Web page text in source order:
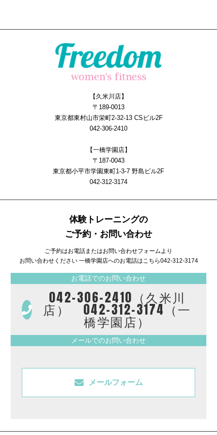
【久米川店】
〒189-0013
東京都東村山市栄町2-32-13 CSビル2F
042-306-2410
【一橋学園店】
〒187-0043
東京都小平市学園東町1-3-7 野島ビル2F
042-312-3174
体験トレーニングの
ご予約・お問い合わせ
ご予約はお電話またはお問い合わせフォームより
お問い合わせください 一橋学園店へのお電話はこちら042-312-3174
お電話でのお問い合わせ
042-306-2410（久米川
店） 042-312-3174（一
橋学園店）
メールでのお問い合わせ
メールフォーム